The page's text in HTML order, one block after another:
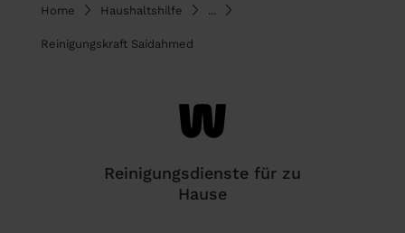
Home Haushaltshilfe
Reinigungskraft Saidahmed
Reinigungsdienste für zu
Hause